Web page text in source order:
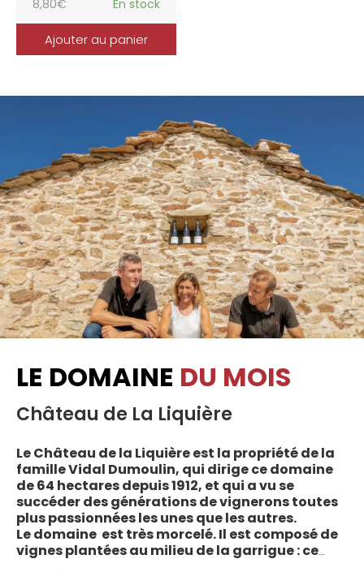
8,80€ En stock
Ajouter au panier
LE DOMAINE DU MOIS
Château de La Liquière
Le Château de la Liquière est la propriété de la
famille Vidal Dumoulin, qui dirige ce domaine
de 64 hectares depuis 1912, et qui a vu se
succéder des générations de vignerons toutes
plus passionnées les unes que les autres.
Le domaine est très morcelé. Il est composé de
vignes plantées au milieu de la garrigue : ce